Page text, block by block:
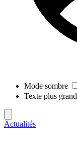
Mode sombre
Texte plus grand
Actualités